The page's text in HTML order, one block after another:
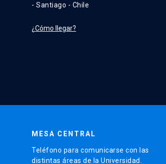
- Santiago - Chile
¿Cómo llegar?
MESA CENTRAL
Teléfono para comunicarse con las
distintas áreas de la Universidad.